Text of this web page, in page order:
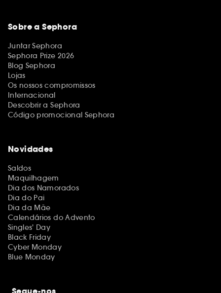
Sobre a Sephora
Juntar Sephora
Sephora Prize 2026
Blog Sephora
Lojas
Os nossos compromissos
Internacional
Descobrir a Sephora
Código promocional Sephora
Novidades
Saldos
Maquilhagem
Dia dos Namorados
Dia do Pai
Dia da Mãe
Calendários do Advento
Singles' Day
Black Friday
Cyber Monday
Blue Monday